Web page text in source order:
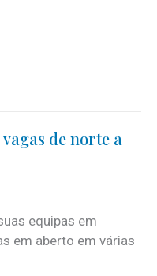
de norte a
equipas em
em aberto em várias